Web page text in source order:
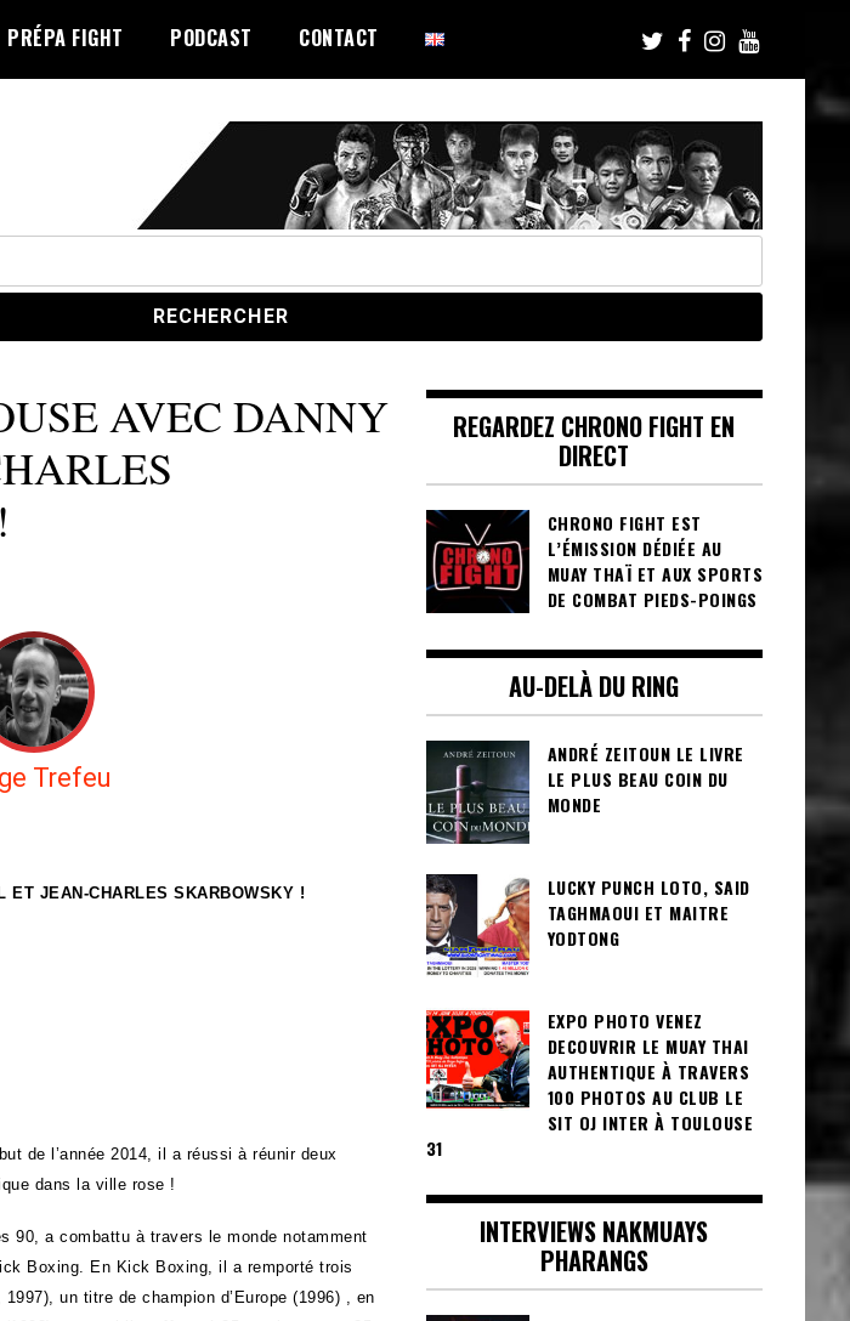
PRÉPA FIGHT PODCAST CONTACT
AVEC DANNY
Trefeu
ET JEAN-CHARLES SKARBOWSKY !
de l’année 2014, il a réussi à réunir deux
dans la ville rose !
90, a combattu à travers le monde notamment
Boxing. En Kick Boxing, il a remporté trois
un titre de champion d’Europe (1996) , en
REGARDEZ CHRONO FIGHT EN
DIRECT
CHRONO FIGHT EST
L’ÉMISSION DÉDIÉE AU
MUAY THAÏ ET AUX SPORTS
DE COMBAT PIEDS-POINGS
AU-DELÀ DU RING
ANDRÉ ZEITOUN LE LIVRE
LE PLUS BEAU COIN DU
MONDE
LUCKY PUNCH LOTO, SAID
TAGHMAOUI ET MAITRE
YODTONG
EXPO PHOTO VENEZ
DECOUVRIR LE MUAY THAI
AUTHENTIQUE À TRAVERS
100 PHOTOS AU CLUB LE
SIT OJ INTER À TOULOUSE
31
INTERVIEWS NAKMUAYS
PHARANGS